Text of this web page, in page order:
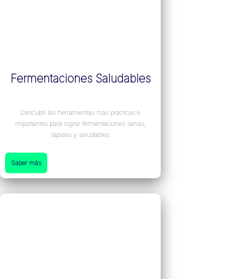
Fermentaciones Saludables
Descubrí las herramientas más prácticas e
importantes para lograr fermentaciones sanas,
rápidas y saludables.
Saber más